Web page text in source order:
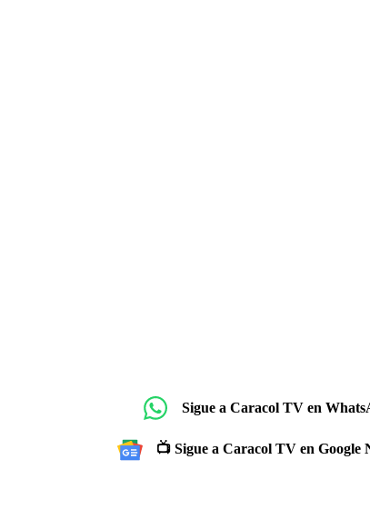
Sigue a Caracol TV en
📺 Sigue a Caracol TV en Google